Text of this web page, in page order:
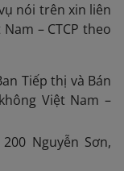
nói trên xin liên
– CTCP theo
Tiếp thị và Bán
Việt Nam –
Nguyễn Sơn,